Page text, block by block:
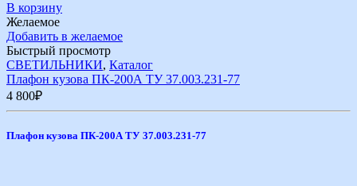
В корзину
Желаемое
Добавить в желаемое
Быстрый просмотр
СВЕТИЛЬНИКИ, Каталог
Плафон кузова ПК-200А ТУ 37.003.231-77
4 800₽
Плафон кузова ПК-200А ТУ 37.003.231-77